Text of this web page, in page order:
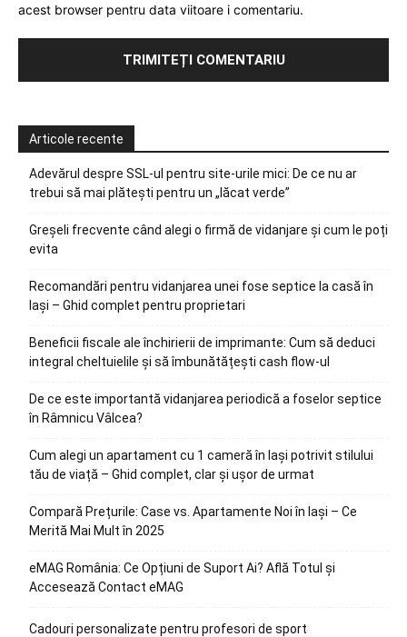
acest browser pentru data viitoare i comentariu.
Articole recente
Adevărul despre SSL-ul pentru site-urile mici: De ce nu ar
trebui să mai plătești pentru un „lăcat verde”
Greșeli frecvente când alegi o firmă de vidanjare și cum le poți
evita
Recomandări pentru vidanjarea unei fose septice la casă în
Iași – Ghid complet pentru proprietari
Beneficii fiscale ale închirierii de imprimante: Cum să deduci
integral cheltuielile și să îmbunătățești cash flow-ul
De ce este importantă vidanjarea periodică a foselor septice
în Râmnicu Vâlcea?
Cum alegi un apartament cu 1 cameră în Iași potrivit stilului
tău de viață – Ghid complet, clar și ușor de urmat
Compară Prețurile: Case vs. Apartamente Noi în Iași – Ce
Merită Mai Mult în 2025
eMAG România: Ce Opțiuni de Suport Ai? Află Totul și
Accesează Contact eMAG
Cadouri personalizate pentru profesori de sport